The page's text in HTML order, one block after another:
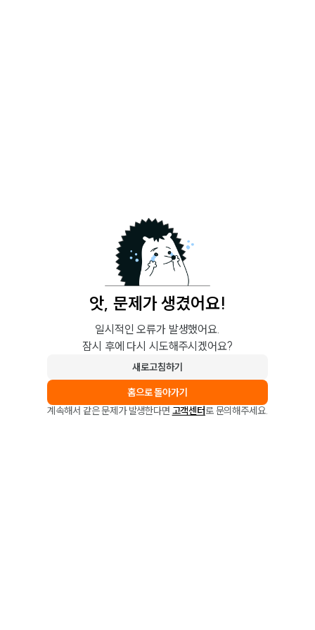
앗, 문제가 생겼어요!
일시적인 오류가 발생했어요.
잠시 후에 다시 시도해주시겠어요?
새로고침하기
홈으로 돌아가기
계속해서 같은 문제가 발생한다면 고객센터로 문의해주세요.